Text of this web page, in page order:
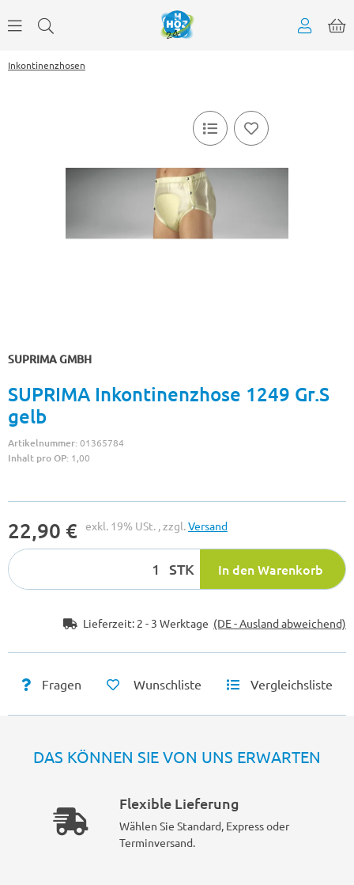
Inkontinenzhosen
SUPRIMA GMBH
SUPRIMA Inkontinenzhose 1249 Gr.S
gelb
Artikelnummer:01365784
Inhalt pro OP: 1,00
22,90 € exkl. 19% USt. , zzgl.Versand
STK In den Warenkorb
Lieferzeit: 2 - 3 Werktage (DE - Ausland abweichend)
Fragen Wunschliste Vergleichsliste
DAS KÖNNEN SIE VON UNS ERWARTEN
Flexible Lieferung
Wählen Sie Standard, Express oder
Terminversand.